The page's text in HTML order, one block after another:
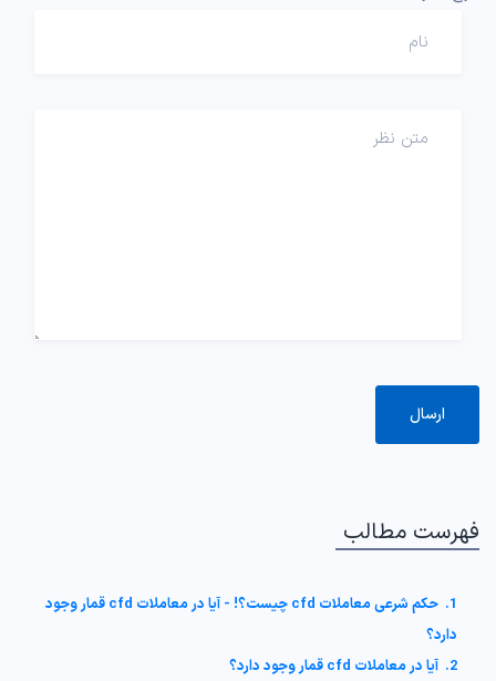
فهرست مطالب
1. حکم شرعی معاملات cfd چیست؟! - آیا در معاملات cfd قمار وجود
دارد؟
2. آیا در معاملات cfd قمار وجود دارد؟